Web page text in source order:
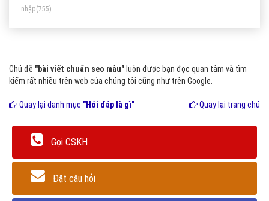
nhập(755)
Chủ đề "bài viết chuẩn seo mẫu" luôn được bạn đọc quan tâm và tìm
kiếm rất nhiều trên web của chúng tôi cũng như trên Google.
Quay lại danh mục "Hỏi đáp là gì" Quay lại trang chủ
Gọi CSKH
Đặt câu hỏi